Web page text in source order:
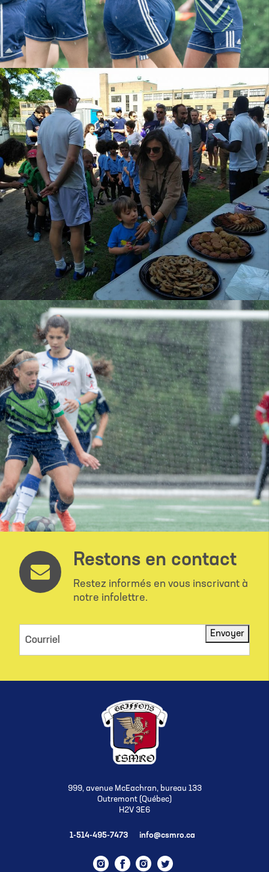
Restons en contact
Restez informés en vous inscrivant à
notre infolettre.
Courriel
Envoyer
999, avenue McEachran, bureau 133
Outremont (Québec)
H2V 3E6
1-514-495-7473 info@csmro.ca